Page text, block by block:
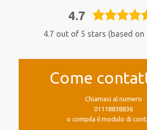
4.7
4,7
4.7 out of 5 stars (based on
Come
Chiamaci al numero
01118838836
o compila il modulo di